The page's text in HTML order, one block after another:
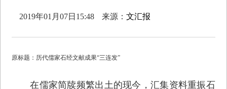
2019年01月07日15:48 来源：文汇报
原标题：历代儒家石经文献成果“三连发”
在儒家简牍频繁出土的现今，汇集资料重振石